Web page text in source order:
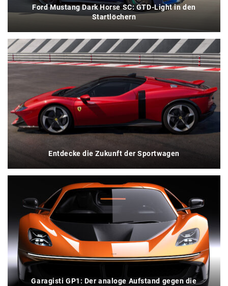
Ford Mustang Dark Horse SC: GTD-Light in den
Startlöchern
Entdecke die Zukunft der Sportwagen
Garagisti GP1: Der analoge Aufstand gegen die